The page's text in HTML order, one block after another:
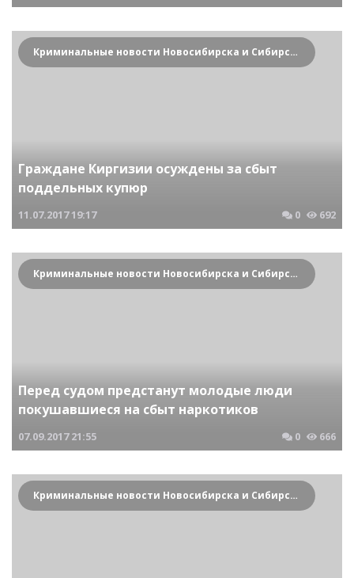
Криминальные новости Новосибирска и Сибирского региона
Граждане Киргизии осуждены за сбыт
поддельных купюр
11.07.201719:17 0 692
Криминальные новости Новосибирска и Сибирского региона
Перед судом предстанут молодые люди
покушавшиеся на сбыт наркотиков
07.09.2017 21:55 0 666
Криминальные новости Новосибирска и Сибирского региона